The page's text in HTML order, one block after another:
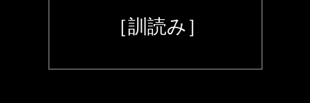
［訓読み］